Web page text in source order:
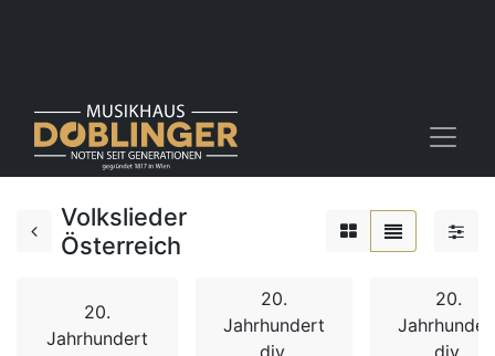
Volkslieder
Österreich
20.
Jahrhundert
20.
Jahrhundert
div.
20.
div.